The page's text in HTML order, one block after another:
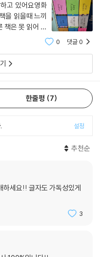
롯이 혼자이기를 선택했던 오
, 패니를 세상에 내놓으면서, 과
마했던 것은 어쩌면 당연하겠
프라이스를 사랑할 준비가 되
여주인공을 하나 만들 거야.” ―
기인식에 도달해 가는 과정을
화끈한 악동.”
하게 갈리는 친구죠. 자기는
고 있어요영화
을 읽을때 느끼
책은 못 읽어 봐
보고 싶네요
0 댓글0
한줄평 7
설정
추천순
하세요!! 글자도 가독성있게
3